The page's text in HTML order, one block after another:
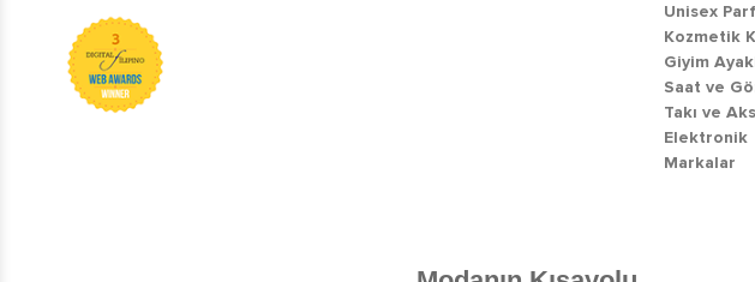
Unisex
Kozmetik
Giyim
Saat ve
Takı ve
Elektronik
Markalar